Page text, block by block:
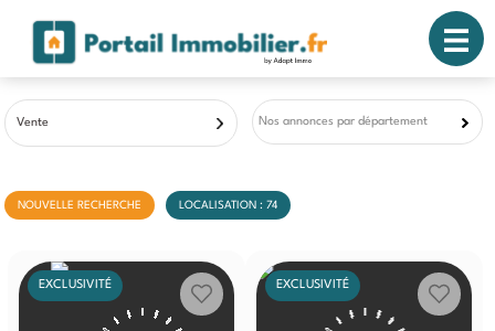
Vente Nos annonces par département
NOUVELLE RECHERCHE LOCALISATION : 74
EXCLUSIVITÉ EXCLUSIVITÉ